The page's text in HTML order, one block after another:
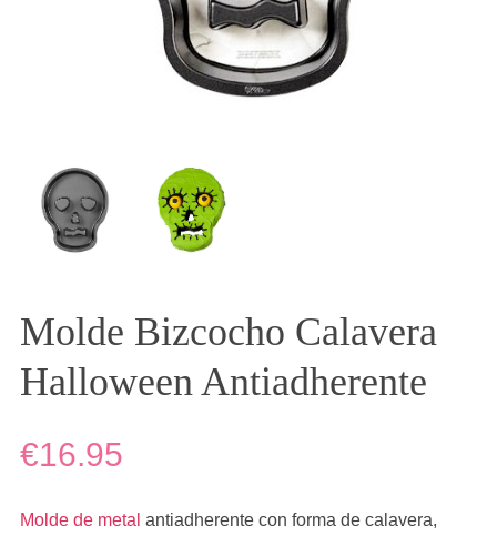
Molde Bizcocho Calavera
Halloween Antiadherente
€16.95
Molde de metal antiadherente con forma de calavera,